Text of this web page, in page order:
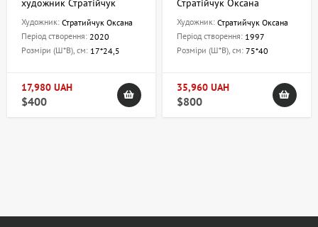
художник Стратійчук
Художник: Стратийчук Оксана
Період створення: 2020
Розміри (Ш*В), см: 17*24,5
17,980 UAH
$400
Стратійчук Оксана
Художник: Стратийчук Оксана
Період створення: 1997
Розміри (Ш*В), см: 75*40
35,960 UAH
$800